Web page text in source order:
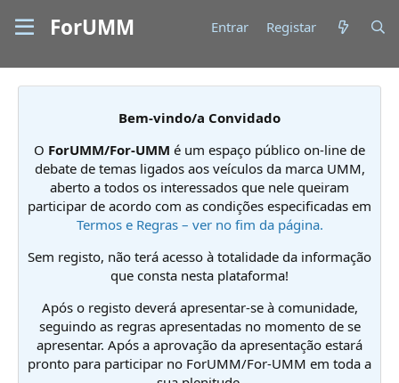
ForUMM Entrar Registar
Bem-vindo/a Convidado
O ForUMM/For-UMM é um espaço público on-line de
debate de temas ligados aos veículos da marca UMM,
aberto a todos os interessados que nele queiram
participar de acordo com as condições especificadas em
Termos e Regras – ver no fim da página.
Sem registo, não terá acesso à totalidade da informação
que consta nesta plataforma!
Após o registo deverá apresentar-se à comunidade,
seguindo as regras apresentadas no momento de se
apresentar. Após a aprovação da apresentação estará
pronto para participar no ForUMM/For-UMM em toda a